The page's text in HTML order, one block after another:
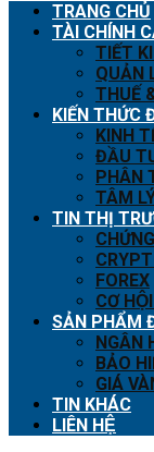
TRANG CHỦ
TÀI CHÍNH
TIẾT
QUẢN
THUẾ
KIẾN THỨC
KINH
ĐẦU
PHÂN
TÂM
TIN THỊ
FOREX
CƠ
SẢN PHẨM
NGÂN
BẢO
GIÁ
TIN KHÁC
LIÊN HỆ